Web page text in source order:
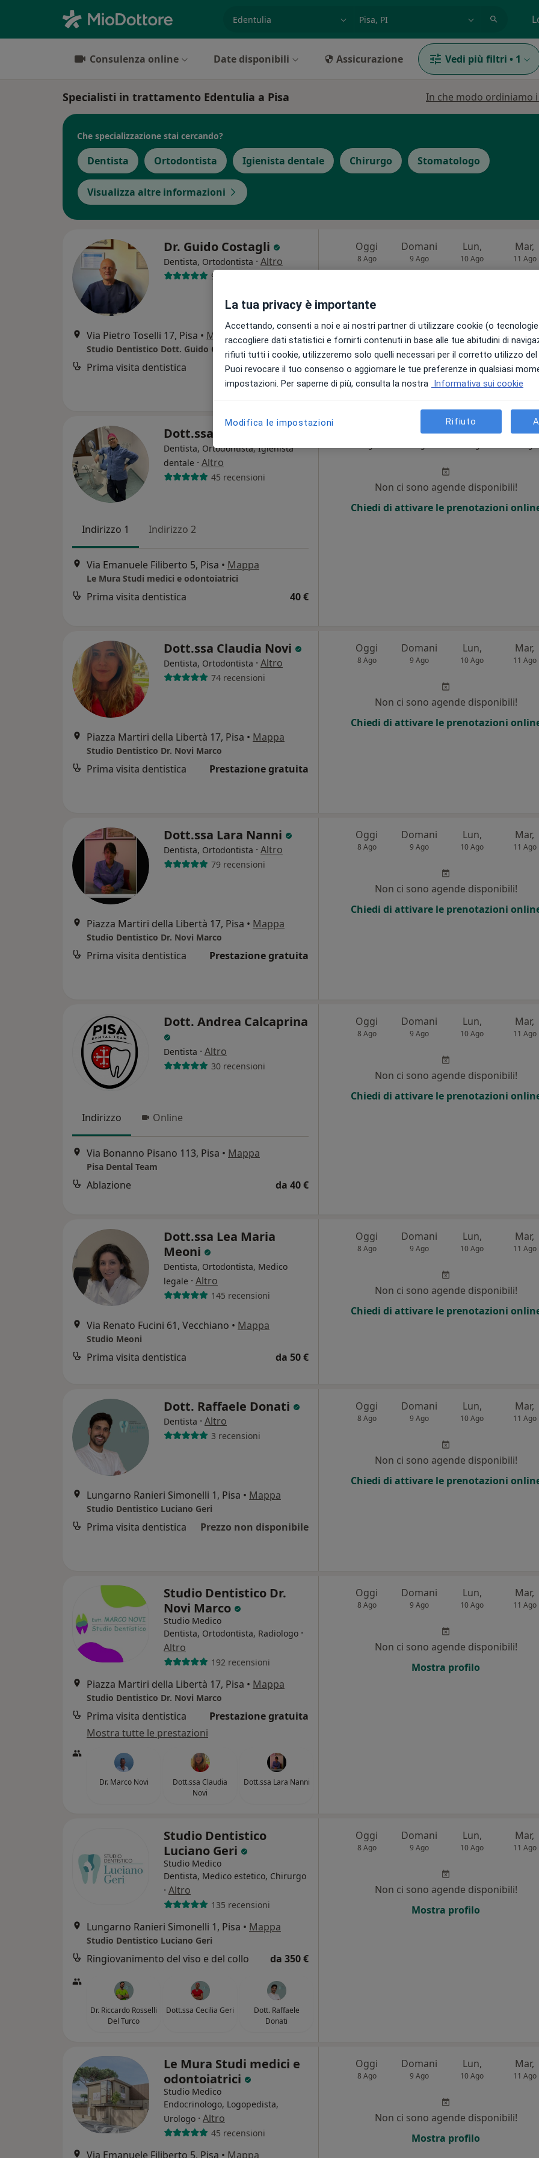
Consulenza online Date disponibili Assicurazione Vedi più filtri • 1
Specialisti in trattamento Edentulia a Pisa In che modo ordiniamo
Che specializzazione stai cercando?
Dentista Ortodontista Igienista dentale Chirurgo Stomatologo
Visualizza altre informazioni
Dr. Guido Costagli
Dentista, Ortodontista · Altro
96 recensioni
Via Pietro Toselli 17, Pisa • Mappa
Studio Dentistico Dott. Guido Costagli
Prima visita dentistica 50 €
Oggi
8 Ago
Domani
9 Ago
Lun,
10 Ago
Mar,
11 Ago
Non ci sono agende disponibili!
Chiedi di attivare le prenotazioni online
Dott.ssa Federica Sgro
Dentista, Ortodontista, Igienista
dentale · Altro
45 recensioni
Indirizzo 1 Indirizzo 2
Via Emanuele Filiberto 5, Pisa • Mappa
Le Mura Studi medici e odontoiatrici
Prima visita dentistica 40 €
Domani Lun, Mar,
Non ci sono agende disponibili!
Chiedi di attivare le prenotazioni
Dott.ssa Claudia Novi
Dentista, Ortodontista · Altro
74 recensioni
Piazza Martiri della Libertà 17, Pisa • Mappa
Studio Dentistico Dr. Novi Marco
Prima visita dentistica Prestazione gratuita
Oggi
8 Ago
Domani
9 Ago
Lun,
10 Ago
Mar,
11 Ago
Non ci sono agende disponibili!
Chiedi di attivare le prenotazioni
Dott.ssa Lara Nanni
Dentista, Ortodontista · Altro
79 recensioni
Piazza Martiri della Libertà 17, Pisa • Mappa
Studio Dentistico Dr. Novi Marco
Prima visita dentistica Prestazione gratuita
Oggi
8 Ago
Domani
9 Ago
Lun,
10 Ago
Mar,
11 Ago
Non ci sono agende disponibili!
Chiedi di attivare le prenotazioni
Dott. Andrea Calcaprina
Dentista · Altro
30 recensioni
Indirizzo Online
Via Bonanno Pisano 113, Pisa • Mappa
Pisa Dental Team
Ablazione da 40 €
Oggi
8 Ago
Domani
9 Ago
Lun,
10 Ago
Mar,
11 Ago
Non ci sono agende disponibili!
Chiedi di attivare le prenotazioni
Dott.ssa Lea Maria
Meoni
Dentista, Ortodontista, Medico
legale · Altro
145 recensioni
Via Renato Fucini 61, Vecchiano • Mappa
Studio Meoni
Prima visita dentistica da 50 €
Oggi
8 Ago
Domani
9 Ago
Lun,
10 Ago
Mar,
11 Ago
Non ci sono agende disponibili!
Chiedi di attivare le prenotazioni
Dott. Raffaele Donati
Dentista · Altro
3 recensioni
Lungarno Ranieri Simonelli 1, Pisa • Mappa
Studio Dentistico Luciano Geri
Prima visita dentistica Prezzo non disponibile
Oggi
8 Ago
Domani
9 Ago
Lun,
10 Ago
Mar,
11 Ago
Non ci sono agende disponibili!
Chiedi di attivare le prenotazioni
Studio Dentistico Dr.
Novi Marco
Studio Medico
Dentista, Ortodontista, Radiologo ·
Altro
192 recensioni
Piazza Martiri della Libertà 17, Pisa • Mappa
Studio Dentistico Dr. Novi Marco
Prima visita dentistica
Prestazione gratuita
Mostra tutte le prestazioni
Dr. Marco Novi
Dott.ssa Claudia
Novi
Dott.ssa Lara Nanni
Oggi
8 Ago
Domani
9 Ago
Lun,
10 Ago
Mar,
11 Ago
Non ci sono agende disponibili!
Mostra profilo
Studio Dentistico
Luciano Geri
Studio Medico
Dentista, Medico estetico, Chirurgo
· Altro
135 recensioni
Lungarno Ranieri Simonelli 1, Pisa • Mappa
Studio Dentistico Luciano Geri
Ringiovanimento del viso e del collo da 350 €
Dr. Riccardo Rosselli
Del Turco
Dott.ssa Cecilia Geri
Dott. Raffaele
Donati
Oggi
8 Ago
Domani
9 Ago
Lun,
10 Ago
Mar,
11 Ago
Non ci sono agende disponibili!
Mostra profilo
Le Mura Studi medici e
odontoiatrici
Studio Medico
Endocrinologo, Logopedista,
Urologo · Altro
45 recensioni
Via Emanuele Filiberto 5, Pisa • Mappa
Oggi
8 Ago
Domani
9 Ago
Lun,
10 Ago
Mar,
11 Ago
Non ci sono agende disponibili!
Mostra profilo
La tua privacy è importante
Accettando, consenti a noi e ai nostri partner di utilizzare cookie (o
raccogliere dati statistici e fornirti contenuti in base alle tue abitudini di
rifiuti tutti i cookie, utilizzeremo solo quelli necessari per il corretto utilizzo
Puoi revocare il tuo consenso o aggiornare le tue preferenze in qualsiasi
impostazioni. Per saperne di più, consulta la nostra Informativa sui cookie
Modifica le impostazioni Rifiuto